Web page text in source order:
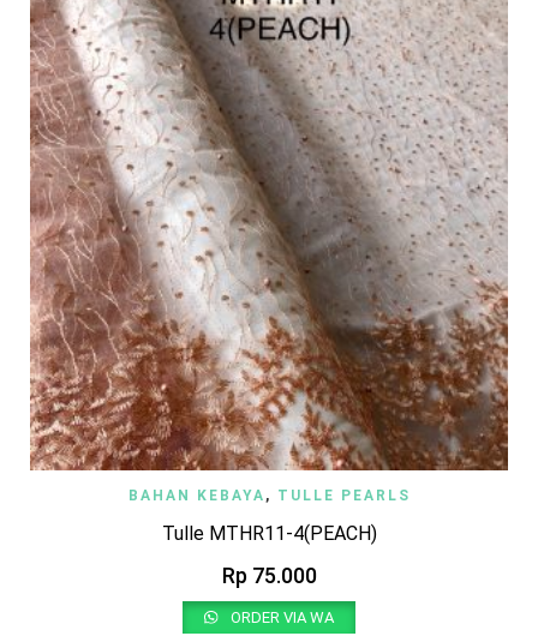
BAHAN KEBAYA , TULLE PEARLS
Tulle MTHR11-4(PEACH)
Rp 75.000
ORDER VIA WA